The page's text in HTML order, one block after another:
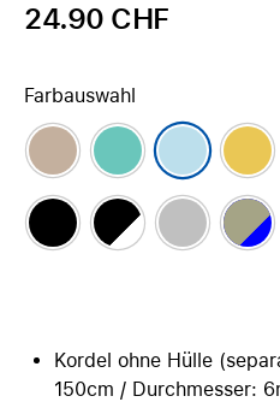
24.90 CHF
Farbauswahl
Kordel ohne Hülle
150cm / Durchmesser: